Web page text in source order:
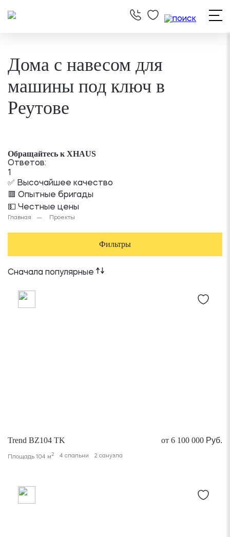
Дома с навесом для
машины под ключ в
Реутове
Обращайтесь к XHAUS
Ответов:
1
✅ Высочайшее качество
🟥 Опытные бригады
💵 Честные цены
Главная Проекты
Фильтры
Сначала популярные
Trend BZ104 TK от 6 100 000 Руб.
Площадь 104 м2 4 спальни 2 санузла